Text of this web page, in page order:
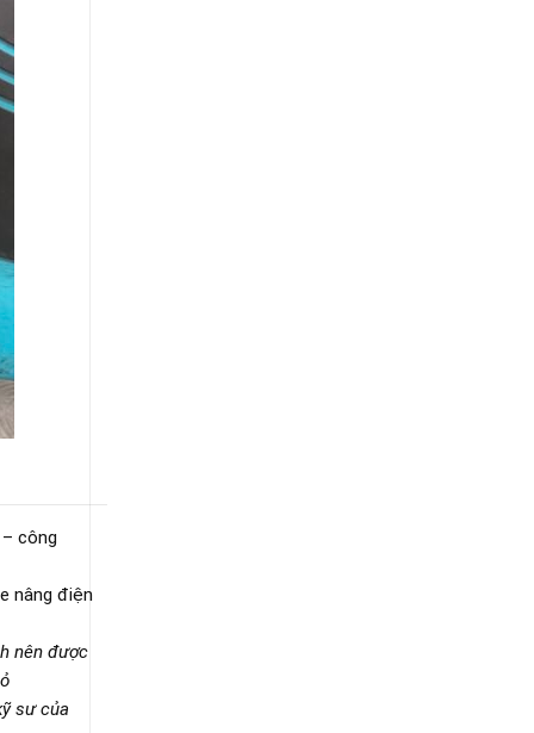
công
nâng điện
nên được
sư của